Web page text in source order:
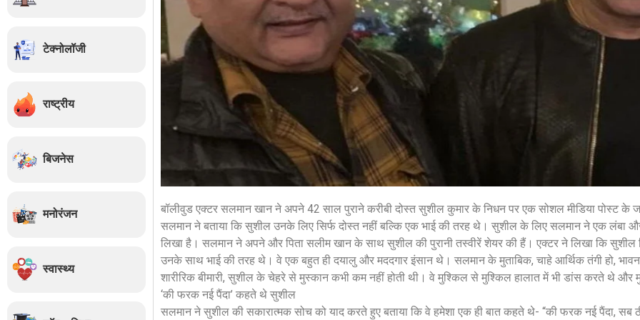
टेक्नोलॉजी
राष्ट्रीय
बिजनेस
मनोरंजन
स्वास्थ्य
बॉलीवुड एक्टर सलमान खान ने अपने 42 साल पुराने करीबी दोस्त सुशील कुमार के निधन पर एक सोशल मीडिया पोस्ट के
सलमान ने बताया कि सुशील उनके लिए सिर्फ दोस्त नहीं बल्कि एक भाई की तरह थे। सुशील के लिए सलमान ने एक लंबा
लिखा है। सलमान ने अपने और पिता सलीम खान के साथ सुशील की पुरानी तस्वीरें शेयर की हैं। एक्टर ने लिखा कि
उनके साथ भाई की तरह थे। वे एक बहुत ही दयालु और मददगार इंसान थे। सलमान के मुताबिक, चाहे आर्थिक तंगी हो,
शारीरिक बीमारी, सुशील के चेहरे से मुस्कान कभी कम नहीं होती थी। वे मुश्किल से मुश्किल हालात में भी डांस करते थे और
‘की फरक नई पैंदा’ कहते थे सुशील
सलमान ने सुशील की सकारात्मक सोच को याद करते हुए बताया कि वे हमेशा एक ही बात कहते थे- “की फरक नई पैंदा, सब
शेयर करें -
शेयर करें -